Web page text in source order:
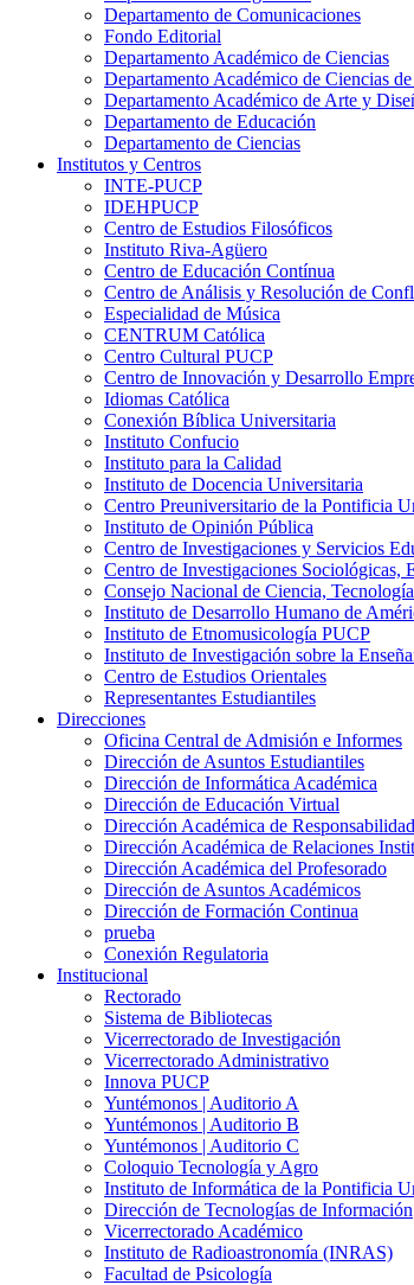
Departamento de Comunicaciones
Fondo Editorial
Departamento Académico de Ciencias
Departamento Académico de Ciencias
Departamento Académico de Arte y
Departamento de Educación
Departamento de Ciencias
Institutos y Centros
INTE-PUCP
IDEHPUCP
Centro de Estudios Filosóficos
Instituto Riva-Agüero
Centro de Educación Contínua
Centro de Análisis y Resolución de
Especialidad de Música
CENTRUM Católica
Centro Cultural PUCP
Centro de Innovación y Desarrollo
Idiomas Católica
Conexión Bíblica Universitaria
Instituto Confucio
Instituto para la Calidad
Instituto de Docencia Universitaria
Centro Preuniversitario de la Pontificia
Instituto de Opinión Pública
Centro de Investigaciones y Servicios
Centro de Investigaciones
Consejo Nacional de Ciencia,
Instituto de Desarrollo Humano de
Instituto de Etnomusicología PUCP
Instituto de Investigación sobre la
Centro de Estudios Orientales
Representantes Estudiantiles
Direcciones
Oficina Central de Admisión e Informes
Dirección de Asuntos Estudiantiles
Dirección de Informática Académica
Dirección de Educación Virtual
Dirección Académica de
Dirección Académica de Relaciones
Dirección Académica del Profesorado
Dirección de Asuntos Académicos
Dirección de Formación Continua
prueba
Conexión Regulatoria
Institucional
Rectorado
Sistema de Bibliotecas
Vicerrectorado de Investigación
Vicerrectorado Administrativo
Innova PUCP
Yuntémonos | Auditorio A
Yuntémonos | Auditorio B
Yuntémonos | Auditorio C
Coloquio Tecnología y Agro
Instituto de Informática de la Pontificia
Dirección de Tecnologías de Información
Vicerrectorado Académico
Instituto de Radioastronomía (INRAS)
Facultad de Psicología